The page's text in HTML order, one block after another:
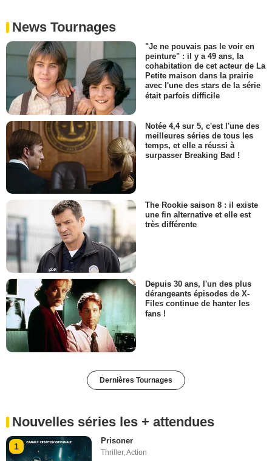
News Tournages
"Je ne pouvais pas le voir en
peinture" : il y a 49 ans, la
cohabitation de cet acteur de La
Petite maison dans la prairie
avec l'une des stars de la série
était parfois difficile
Notée 4,4 sur 5, c'est l'une des
meilleures séries de tous les
temps, et elle a réussi à
surpasser Breaking Bad !
The Rookie saison 8 : il existe
une fin alternative et elle est
très différente
Depuis 30 ans, l'un des plus
dérangeants épisodes de X-
Files continue de hanter les
fans !
Dernières Tournages
Nouvelles séries les + attendues
1
Prisoner
Thriller,Action